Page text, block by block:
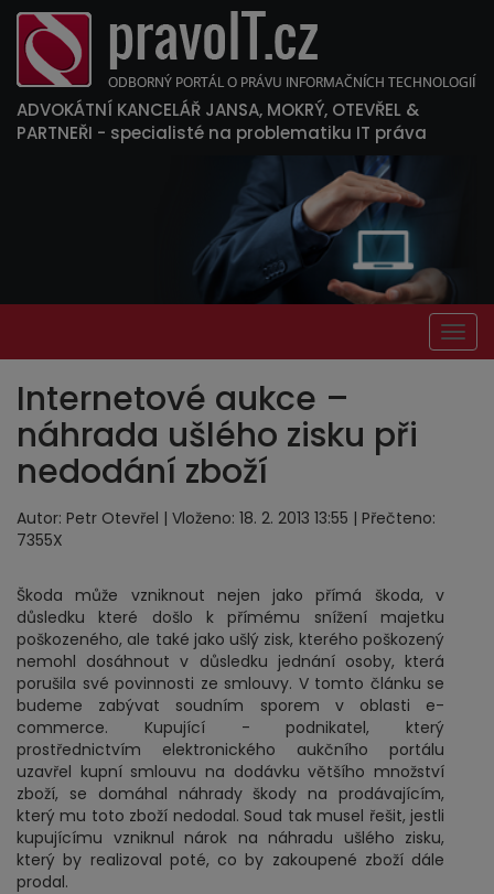
ADVOKÁTNÍ KANCELÁŘ JANSA, MOKRÝ, OTEVŘEL &
PARTNEŘI - specialisté na problematiku IT práva
Internetové aukce –
náhrada ušlého zisku při
nedodání zboží
Autor: Petr Otevřel | Vloženo: 18. 2. 2013 13:55 | Přečteno:
7355X
Škoda může vzniknout nejen jako přímá škoda, v
důsledku které došlo k přímému snížení majetku
poškozeného, ale také jako ušlý zisk, kterého poškozený
nemohl dosáhnout v důsledku jednání osoby, která
porušila své povinnosti ze smlouvy. V tomto článku se
budeme zabývat soudním sporem v oblasti e-
commerce. Kupující - podnikatel, který
prostřednictvím elektronického aukčního portálu
uzavřel kupní smlouvu na dodávku většího množství
zboží, se domáhal náhrady škody na prodávajícím,
který mu toto zboží nedodal. Soud tak musel řešit, jestli
kupujícímu vzniknul nárok na náhradu ušlého zisku,
který by realizoval poté, co by zakoupené zboží dále
prodal.